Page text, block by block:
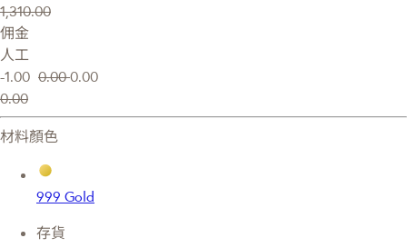
1,310.00
佣金
人工
-1.00 0.000.00
0.00
材料顏色
999 Gold
存貨